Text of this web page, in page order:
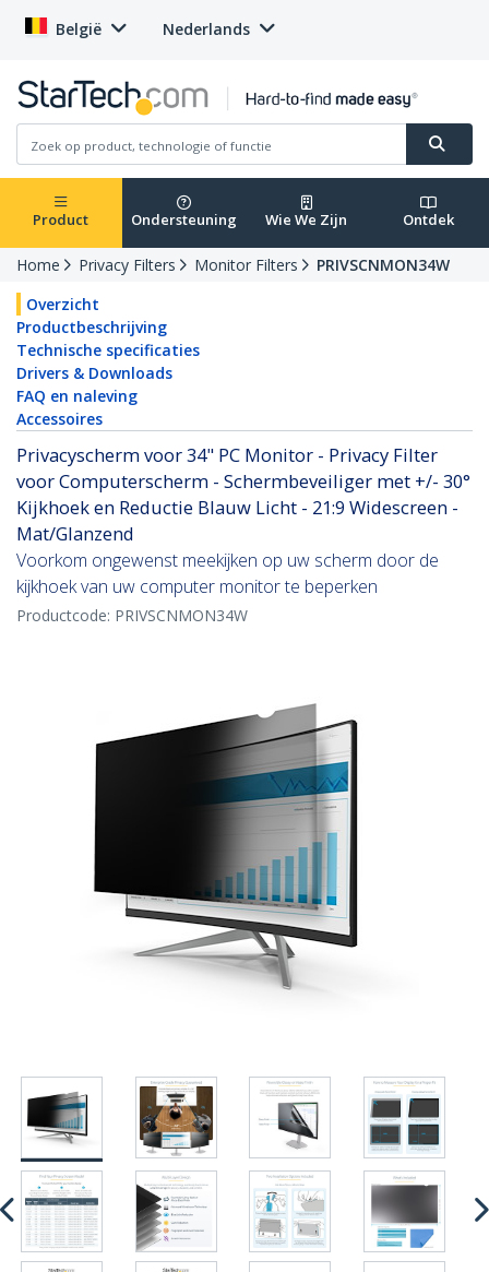
België Nederlands
Product Ondersteuning Wie We Zijn Ontdek
Home Privacy Filters Monitor Filters
PRIVSCNMON34W
Overzicht
Productbeschrijving
Technische specificaties
Drivers & Downloads
FAQ en naleving
Accessoires
Privacyscherm voor 34" PC Monitor - Privacy Filter
voor Computerscherm - Schermbeveiliger met +/- 30°
Kijkhoek en Reductie Blauw Licht - 21:9 Widescreen -
Mat/Glanzend
Voorkom ongewenst meekijken op uw scherm door de
kijkhoek van uw computer monitor te beperken
Productcode: PRIVSCNMON34W